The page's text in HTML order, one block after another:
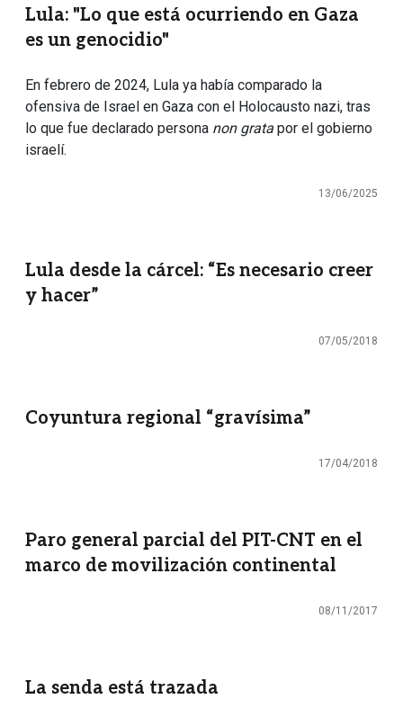
Lula: "Lo que está ocurriendo en Gaza
es un genocidio"
En febrero de 2024, Lula ya había comparado la
ofensiva de Israel en Gaza con el Holocausto nazi, tras
lo que fue declarado persona non grata por el gobierno
israelí.
13/06/2025
Lula desde la cárcel: “Es necesario creer
y hacer”
07/05/2018
Coyuntura regional “gravísima”
17/04/2018
Paro general parcial del PIT-CNT en el
marco de movilización continental
08/11/2017
La senda está trazada